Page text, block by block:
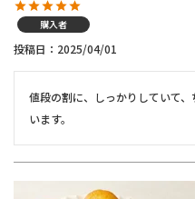
購入者
投稿日 2025/04/01
値段の割に、しっかりしていて
います。